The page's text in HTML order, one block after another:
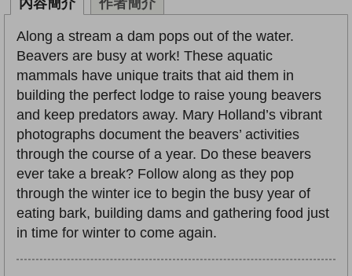
Along a stream a dam pops out of the water.
Beavers are busy at work! These aquatic
mammals have unique traits that aid them in
building the perfect lodge to raise young beavers
and keep predators away. Mary Holland’s vibrant
photographs document the beavers’ activities
through the course of a year. Do these beavers
ever take a break? Follow along as they pop
through the winter ice to begin the busy year of
eating bark, building dams and gathering food just
in time for winter to come again.